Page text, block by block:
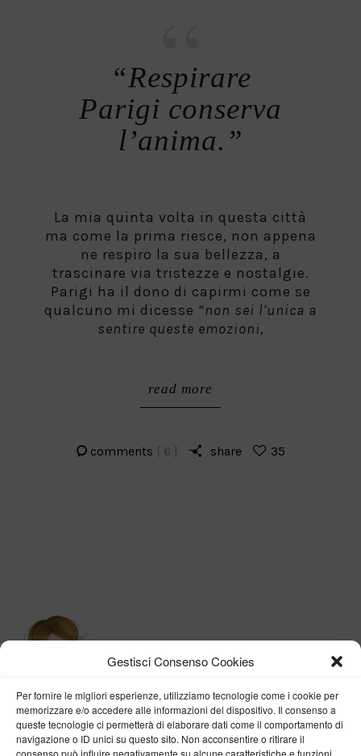
Gestisci Consenso Cookies
Per fornire le migliori esperienze, utilizziamo tecnologie come i cookie per
memorizzare e/o accedere alle informazioni del dispositivo. Il consenso a
queste tecnologie ci permetterà di elaborare dati come il comportamento di
navigazione o ID unici su questo sito. Non acconsentire o ritirare il
consenso può influire negativamente su alcune caratteristiche e funzioni.
“Respirare
Parigi conserva
l’anima.”
La mia quinta volta in questa città
ma come la prima riesce, non appena
ne respiro la sua bellezza, a
trascinare via tristezze e nostalgie.
Parigi ha il dono di capirmi come se
qualcuno mi dicesse “non sei l’unica a
sentire queste emozioni,
read more
comments [ 6 ] share 35